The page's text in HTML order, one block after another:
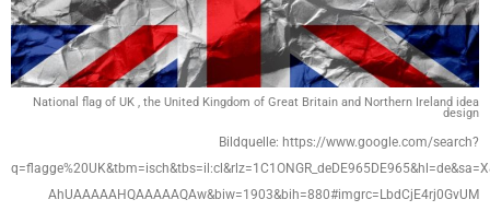
National flag of UK , the United Kingdom of Great Britain and Northern Ireland idea
design
Bildquelle: https://www.google.com/search?
AhUAAAAAHQAAAAAQAw&biw=1903&bih=880#imgrc=LbdCjE4rj0GvUM